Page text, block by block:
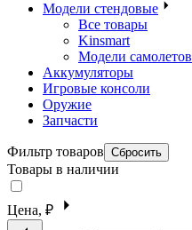
Модели стендовые
Все товары
Kinsmart
Модели самолетов
Аккумуляторы
Игровые консоли
Оружие
Запчасти
Фильтр товаров Сбросить
Товары в наличии
Цена, ₽